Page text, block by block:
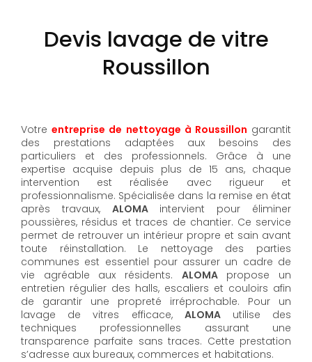
Devis lavage de vitre
Roussillon
Votreentreprise de nettoyage à Roussillon garantit
des prestations adaptées aux besoins des
particuliers et des professionnels. Grâce à une
expertise acquise depuis plus de 15 ans, chaque
intervention est réalisée avec rigueur et
professionnalisme. Spécialisée dans la remise en état
après travaux, ALOMAintervient pour éliminer
poussières, résidus et traces de chantier. Ce service
permet de retrouver un intérieur propre et sain avant
toute réinstallation. Le nettoyage des parties
communes est essentiel pour assurer un cadre de
vie agréable aux résidents. ALOMApropose un
entretien régulier des halls, escaliers et couloirs afin
de garantir une propreté irréprochable. Pour un
lavage de vitres efficace, ALOMAutilise des
techniques professionnelles assurant une
transparence parfaite sans traces. Cette prestation
s’adresse aux bureaux, commerces et habitations.